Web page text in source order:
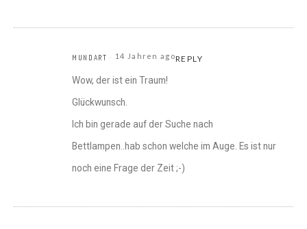
MUNDART 14 Jahren agoREPLY
Wow, der ist ein Traum!
Glückwunsch.
Ich bin gerade auf der Suche nach
Bettlampen..hab schon welche im Auge. Es ist nur
noch eine Frage der Zeit ;-)